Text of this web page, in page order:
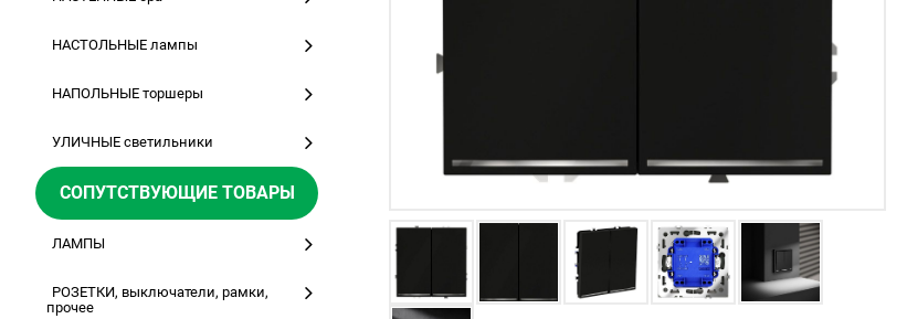
НАСТОЛЬНЫЕ лампы
НАПОЛЬНЫЕ торшеры
УЛИЧНЫЕ светильники
СОПУТСТВУЮЩИЕ ТОВАРЫ
ЛАМПЫ
РОЗЕТКИ, выключатели, рамки,
прочее